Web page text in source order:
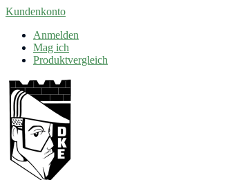
Kundenkonto
Anmelden
Mag ich
Produktvergleich